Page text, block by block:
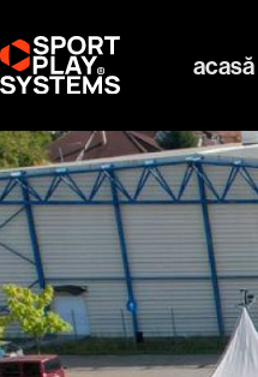
acasă